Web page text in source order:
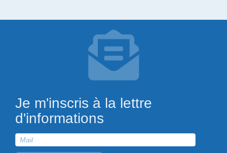
Je m'inscris à la lettre
d'informations